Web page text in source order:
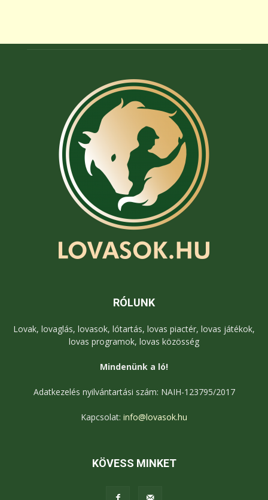
RÓLUNK
Lovak, lovaglás, lovasok, lótartás, lovas piactér, lovas játékok,
lovas programok, lovas közösség
Mindenünk a ló!
Adatkezelés nyilvántartási szám: NAIH-123795/2017
Kapcsolat: info@lovasok.hu
KÖVESS MINKET